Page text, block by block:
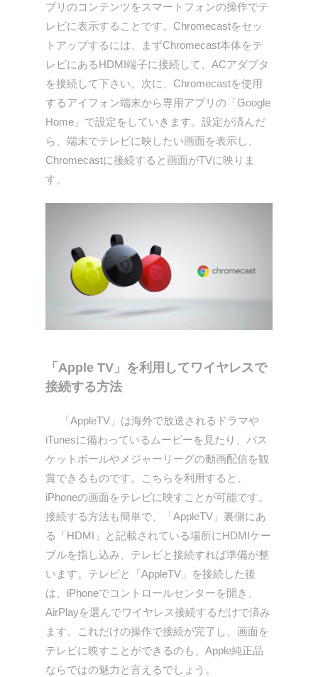
プリのコンテンツをスマートフォンの操作でテ
レビに表示することです。Chromecastをセッ
トアップするには、まずChromecast本体をテ
レビにあるHDMI端子に接続して、ACアダプタ
を接続して下さい。次に、Chromecastを使用
するアイフォン端末から専用アプリの「Google
Home」で設定をしていきます。設定が済んだ
ら、端末でテレビに映したい画面を表示し、
Chromecastに接続すると画面がTVに映りま
す。
「Apple TV」を利用してワイヤレスで
接続する方法
「AppleTV」は海外で放送されるドラマや
iTunesに備わっているムービーを見たり、バス
ケットボールやメジャーリーグの動画配信を観
賞できるものです。こちらを利用すると、
iPhoneの画面をテレビに映すことが可能です。
接続する方法も簡単で、「AppleTV」裏側にあ
る「HDMI」と記載されている場所にHDMIケー
ブルを指し込み、テレビと接続すれば準備が整
います。テレビと「AppleTV」を接続した後
は、iPhoneでコントロールセンターを開き、
AirPlayを選んでワイヤレス接続するだけで済み
ます。これだけの操作で接続が完了し、画面を
テレビに映すことができるのも、Apple純正品
ならではの魅力と言えるでしょう。